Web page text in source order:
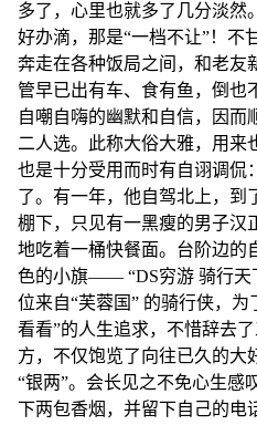
多了，心里也就多了几分淡然
好办滴，那是“一档不让”！不
奔走在各种饭局之间，和老友
管早已出有车、食有鱼，倒也
自嘲自嗨的幽默和自信，因而
二人选。此称大俗大雅，用来
也是十分受用而时有自诩调侃
了。有一年，他自驾北上，到
棚下，只见有一黑瘦的男子汉
地吃着一桶快餐面。台阶边的
色的小旗—— “DS穷游 骑行天
位来自“芙蓉国” 的骑行侠，
看看”的人生追求，不惜辞去
方，不仅饱览了向往已久的大
“银两”。会长见之不免心生感
下两包香烟，并留下自己的电